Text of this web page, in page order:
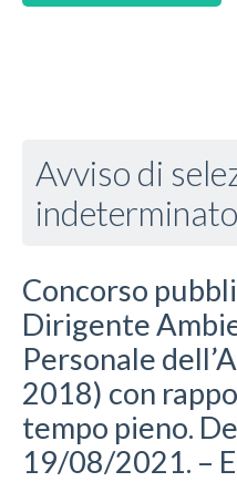
Avviso di
Concorso
Dirigente
Personale
2018) con
tempo pieno.
19/08/2021. –